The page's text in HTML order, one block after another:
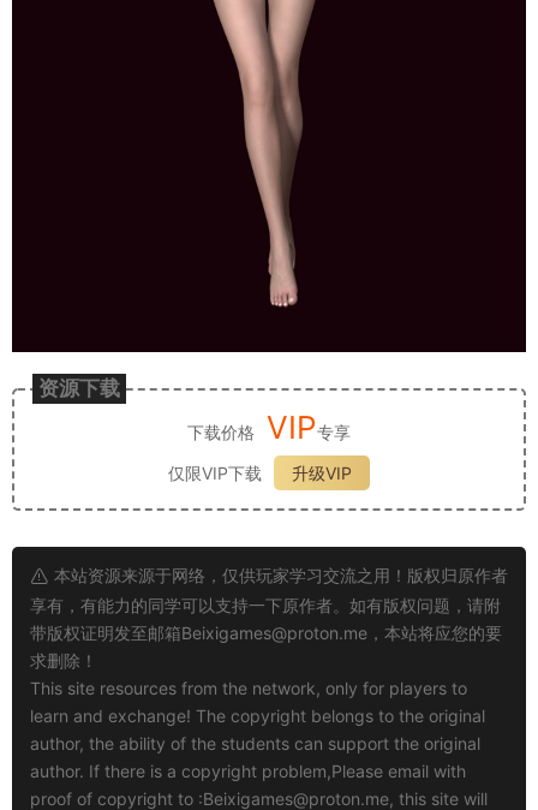
资源下载
下载价格 VIP专享
仅限VIP下载
升级VIP
本站资源来源于网络，仅供玩家学习交流之用！版权归原作者
享有，有能力的同学可以支持一下原作者。如有版权问题，请附
带版权证明发至邮箱Beixigames@proton.me ，本站将应您的要
求删除！
This site resources from the network, only for players to
learn and exchange! The copyright belongs to the original
author, the ability of the students can support the original
author. If there is a copyright problem,Please email with
proof of copyright to :Beixigames@proton.me, this site will